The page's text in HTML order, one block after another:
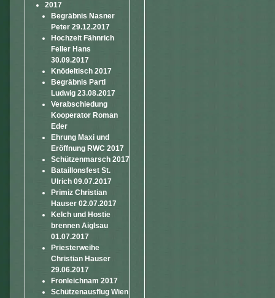
2017
Begräbnis Nasner
Peter 29.12.2017
Hochzeit Fähnrich
Feller Hans
30.09.2017
Knödeltisch 2017
Begräbnis Partl
Ludwig 23.08.2017
Verabschiedung
Kooperator Roman
Eder
Ehrung Maxi und
Eröffnung RWC 2017
Schützenmarsch 2017
Bataillonsfest St.
Ulrich 09.07.2017
Primiz Christian
Hauser 02.07.2017
Kelch und Hostie
brennen Aiglsau
01.07.2017
Priesterweihe
Christian Hauser
29.06.2017
Fronleichnam 2017
Schützenausflug Wien